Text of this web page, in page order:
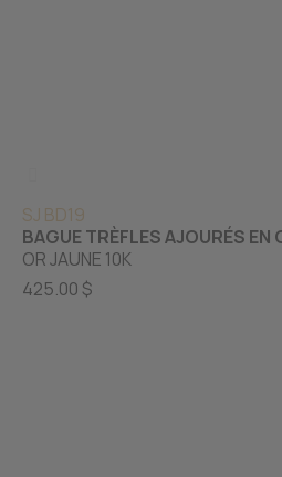
SJ BD19
BAGUE TRÈFLES AJOURÉS EN
OR JAUNE 10K
425.00 $